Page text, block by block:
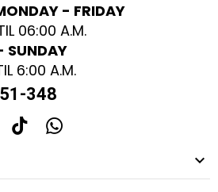
- FRIDAY
06:00 A.M.
SUNDAY
6:00 A.M.
348
